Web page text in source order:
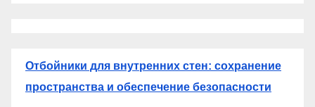
Отбойники для внутренних стен: сохранение
пространства и обеспечение безопасности